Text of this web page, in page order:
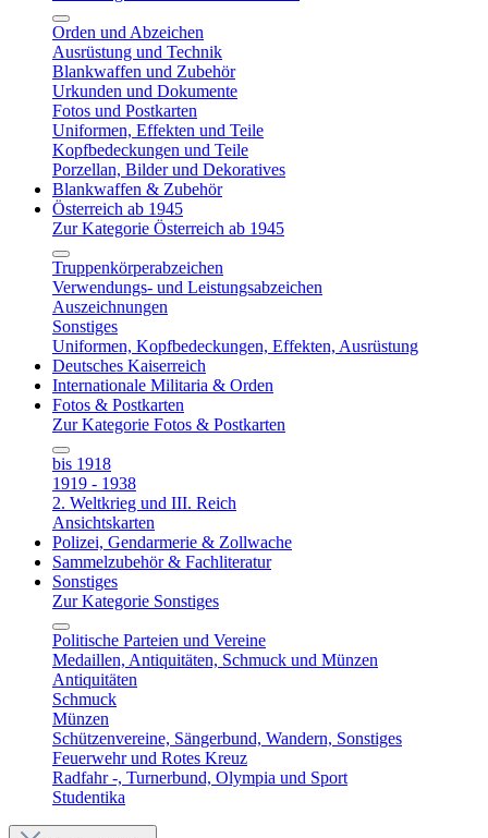
Orden und Abzeichen
Ausrüstung und Technik
Blankwaffen und Zubehör
Urkunden und Dokumente
Fotos und Postkarten
Uniformen, Effekten und Teile
Kopfbedeckungen und Teile
Porzellan, Bilder und Dekoratives
Blankwaffen & Zubehör
Österreich ab 1945
Zur Kategorie Österreich ab 1945
Truppenkörperabzeichen
Verwendungs- und Leistungsabzeichen
Auszeichnungen
Sonstiges
Uniformen, Kopfbedeckungen, Effekten, Ausrüstung
Deutsches Kaiserreich
Internationale Militaria & Orden
Fotos & Postkarten
Zur Kategorie Fotos & Postkarten
bis 1918
1919 - 1938
2. Weltkrieg und III. Reich
Ansichtskarten
Polizei, Gendarmerie & Zollwache
Sammelzubehör & Fachliteratur
Sonstiges
Zur Kategorie Sonstiges
Politische Parteien und Vereine
Medaillen, Antiquitäten, Schmuck und Münzen
Antiquitäten
Schmuck
Münzen
Schützenvereine, Sängerbund, Wandern, Sonstiges
Feuerwehr und Rotes Kreuz
Radfahr -, Turnerbund, Olympia und Sport
Studentika